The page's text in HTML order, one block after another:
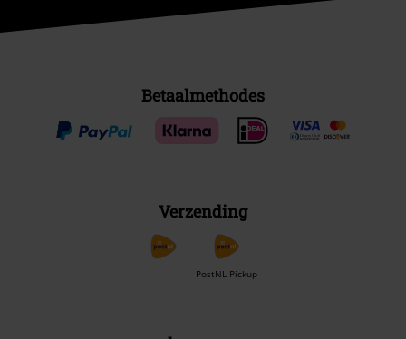
Betaalmethodes
Verzending
PostNL Pickup